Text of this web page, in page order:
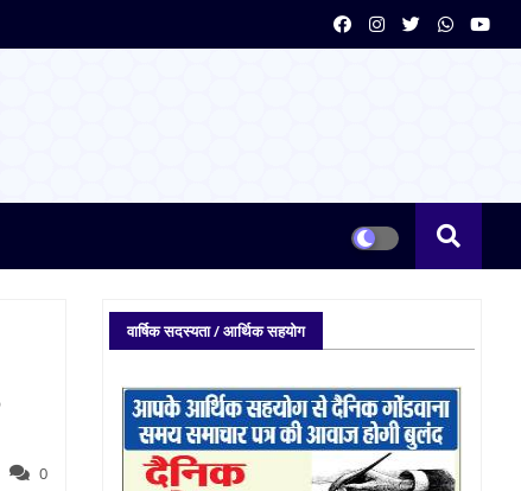
0
वार्षिक सदस्यता / आर्थिक सहयोग